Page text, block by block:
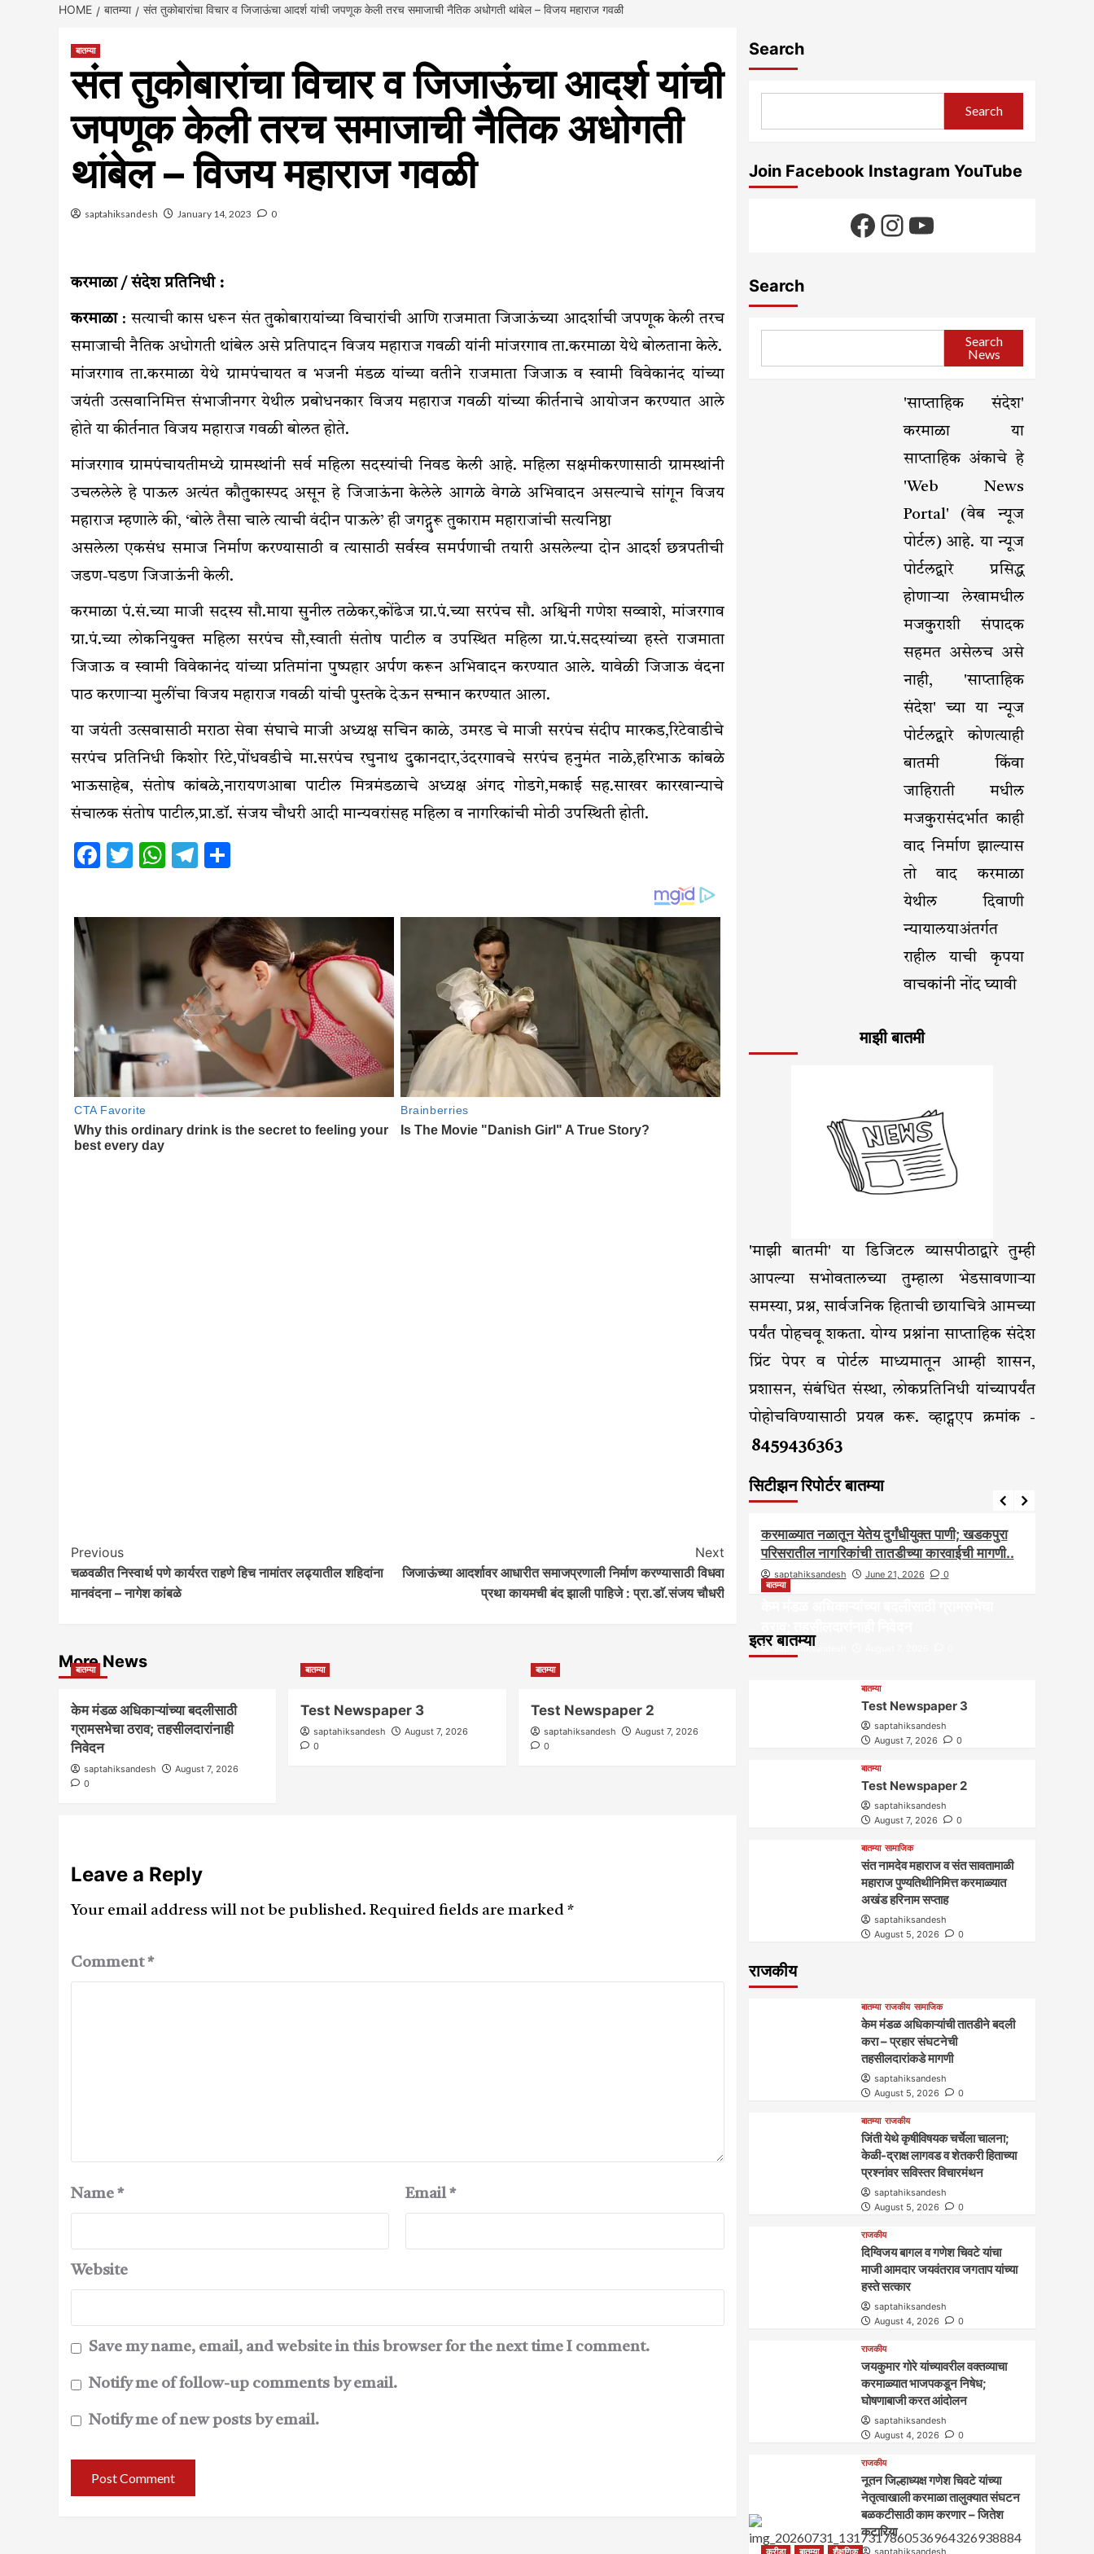
HOME बातम्या संत तुकोबारांचा विचार व जिजाऊंचा आदर्श यांची जपणूक केली तरच समाजाची नैतिक अधोगती थांबेल – विजय महाराज गवळी
बातम्या
संत तुकोबारांचा विचार व जिजाऊंचा आदर्श यांची
जपणूक केली तरच समाजाची नैतिक अधोगती
थांबेल – विजय महाराज गवळी
saptahiksandesh January 14, 2023 0
करमाळा / संदेश प्रतिनिधी :
करमाळा: सत्याची कास धरून संत तुकोबारायांच्या विचारांची आणि राजमाता जिजाऊंच्या आदर्शाची जपणूक केली तरच
समाजाची नैतिक अधोगती थांबेल असे प्रतिपादन विजय महाराज गवळी यांनी मांजरगाव ता.करमाळा येथे बोलताना केले.
मांजरगाव ता.करमाळा येथे ग्रामपंचायत व भजनी मंडळ यांच्या वतीने राजमाता जिजाऊ व स्वामी विवेकानंद यांच्या
जयंती उत्सवानिमित्त संभाजीनगर येथील प्रबोधनकार विजय महाराज गवळी यांच्या कीर्तनाचे आयोजन करण्यात आले
होते या कीर्तनात विजय महाराज गवळी बोलत होते.
मांजरगाव ग्रामपंचायतीमध्ये ग्रामस्थांनी सर्व महिला सदस्यांची निवड केली आहे. महिला सक्षमीकरणासाठी ग्रामस्थांनी
उचललेले हे पाऊल अत्यंत कौतुकास्पद असून हे जिजाऊंना केलेले आगळे वेगळे अभिवादन असल्याचे सांगून विजय
महाराज म्हणाले की, ‘बोले तैसा चाले त्याची वंदीन पाऊले’ ही जगद्गुरू तुकाराम महाराजांची सत्यनिष्ठा
असलेला एकसंध समाज निर्माण करण्यासाठी व त्यासाठी सर्वस्व समर्पणाची तयारी असलेल्या दोन आदर्श छत्रपतीची
जडण-घडण जिजाऊंनी केली.
करमाळा पं.सं.च्या माजी सदस्य सौ.माया सुनील तळेकर,कोंढेज ग्रा.पं.च्या सरपंच सौ. अश्विनी गणेश सव्वाशे, मांजरगाव
ग्रा.पं.च्या लोकनियुक्त महिला सरपंच सौ,स्वाती संतोष पाटील व उपस्थित महिला ग्रा.पं.सदस्यांच्या हस्ते राजमाता
जिजाऊ व स्वामी विवेकानंद यांच्या प्रतिमांना पुष्पहार अर्पण करून अभिवादन करण्यात आले. यावेळी जिजाऊ वंदना
पाठ करणाऱ्या मुलींचा विजय महाराज गवळी यांची पुस्तके देऊन सन्मान करण्यात आला.
या जयंती उत्सवासाठी मराठा सेवा संघाचे माजी अध्यक्ष सचिन काळे, उमरड चे माजी सरपंच संदीप मारकड,रिटेवाडीचे
सरपंच प्रतिनिधी किशोर रिटे,पोंधवडीचे मा.सरपंच रघुनाथ दुकानदार,उंदरगावचे सरपंच हनुमंत नाळे,हरिभाऊ कांबळे
भाऊसाहेब, संतोष कांबळे,नारायणआबा पाटील मित्रमंडळाचे अध्यक्ष अंगद गोडगे,मकाई सह.साखर कारखान्याचे
संचालक संतोष पाटील,प्रा.डाॅ. संजय चौधरी आदी मान्यवरांसह महिला व नागरिकांची मोठी उपस्थिती होती.
Facebook
Twitter
WhatsApp
Telegram
Post
Navigation
Previous
चळवळीत निस्वार्थ पणे कार्यरत राहणे हिच नामांतर लढ्यातील शहिदांना
मानवंदना – नागेश कांबळे
Next
जिजाऊंच्या आदर्शावर आधारीत समाजप्रणाली निर्माण करण्यासाठी विधवा
प्रथा कायमची बंद झाली पाहिजे : प्रा.डाॅ.संजय चौधरी
More News
बातम्या
केम मंडळ अधिकाऱ्यांच्या बदलीसाठी
ग्रामसभेचा ठराव; तहसीलदारांनाही
निवेदन
saptahiksandesh
August 7, 2026
0
बातम्या
Test Newspaper 3
saptahiksandesh
August 7, 2026
0
बातम्या
Test Newspaper 2
saptahiksandesh
August 7, 2026
0
Leave a Reply
Your email address will not be published. Required fields are marked *
Comment*
Name * Email*
Website
Save my name, email, and website in this browser for the next time I comment.
Notify me of follow-up comments by email.
Notify me of new posts by email.
Search
Search
Join Facebook Instagram YouTube
Facebook
Instagram
YouTube
Search
Search
News
'साप्ताहिक संदेश'
करमाळा या
साप्ताहिक अंकाचे हे
'Web News
Portal' (वेब न्यूज
पोर्टल) आहे. या न्यूज
पोर्टलद्वारे प्रसिद्ध
होणाऱ्या लेखामधील
मजकुराशी संपादक
सहमत असेलच असे
नाही, 'साप्ताहिक
संदेश' च्या या न्यूज
पोर्टलद्वारे कोणत्याही
बातमी किंवा
जाहिराती मधील
मजकुरासंदर्भात काही
वाद निर्माण झाल्यास
तो वाद करमाळा
येथील दिवाणी
न्यायालयाअंतर्गत
राहील याची कृपया
वाचकांनी नोंद घ्यावी
माझी बातमी
'माझी बातमी' या डिजिटल व्यासपीठाद्वारे तुम्ही
आपल्या सभोवतालच्या तुम्हाला भेडसावणाऱ्या
समस्या, प्रश्न, सार्वजनिक हिताची छायाचित्रे आमच्या
पर्यंत पोहचवू शकता. योग्य प्रश्नांना साप्ताहिक संदेश
प्रिंट पेपर व पोर्टल माध्यमातून आम्ही शासन,
प्रशासन, संबंधित संस्था, लोकप्रतिनिधी यांच्यापर्यंत
पोहोचविण्यासाठी प्रयत्न करू. व्हाट्सएप क्रमांक -
8459436363
सिटीझन रिपोर्टर बातम्या
saptahiksandesh September 12, 2024 0
आरोग्य आवाज जनतेचा बातम्या
करमाळ्यात नळातून येतेय दुर्गंधीयुक्त पाणी; खडकपुरा
परिसरातील नागरिकांची तातडीच्या कारवाईची मागणी..
saptahiksandesh June 21, 2026 0
इतर बातम्या
बातम्या
saptahiksandesh
बातम्या
Test Newspaper 3
saptahiksandesh
August 7, 2026
0
बातम्या
Test Newspaper 2
saptahiksandesh
August 7, 2026
0
बातम्या सामाजिक
संत नामदेव महाराज व संत सावतामाळी
महाराज पुण्यतिथीनिमित्त करमाळ्यात
अखंड हरिनाम सप्ताह
saptahiksandesh
August 5, 2026
0
राजकीय
बातम्या राजकीय सामाजिक
केम मंडळ अधिकाऱ्यांची तातडीने बदली
करा – प्रहार संघटनेची
तहसीलदारांकडे मागणी
saptahiksandesh
August 5, 2026
0
बातम्या राजकीय
जिंती येथे कृषीविषयक चर्चेला चालना;
केळी-द्राक्ष लागवड व शेतकरी हिताच्या
प्रश्नांवर सविस्तर विचारमंथन
saptahiksandesh
August 5, 2026
0
राजकीय
दिग्विजय बागल व गणेश चिवटे यांचा
माजी आमदार जयवंतराव जगताप यांच्या
हस्ते सत्कार
saptahiksandesh
August 4, 2026
0
राजकीय
जयकुमार गोरे यांच्यावरील वक्तव्याचा
करमाळ्यात भाजपकडून निषेध;
घोषणाबाजी करत आंदोलन
saptahiksandesh
August 4, 2026
0
राजकीय
नूतन जिल्हाध्यक्ष गणेश चिवटे यांच्या
नेतृत्वाखाली करमाळा तालुक्यात संघटन
बळकटीसाठी काम करणार – जितेश
कटारिया
saptahiksandesh
क्रीडा बातम्या शैक्षणिक